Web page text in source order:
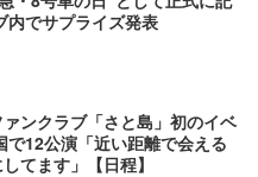
内でサプライズ発表
ンクラブ「さと島」初のイベ
で12公演「近い距離で会える
てます」【日程】